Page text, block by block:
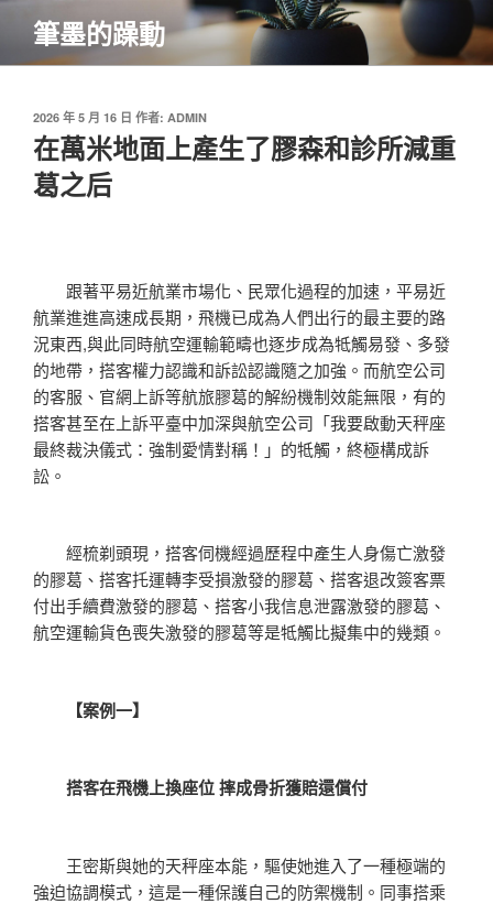
主
筆墨的躁動
發
佈
於
2026 年 5 月 16 日 作者: ADMIN
在萬米地面上產生了膠森和診所減重
葛之后
跟著平易近航業市場化、民眾化過程的加速，平易近
航業進進高速成長期，飛機已成為人們出行的最主要的路
況東西,與此同時航空運輸範疇也逐步成為牴觸易發、多發
的地帶，搭客權力認識和訴訟認識隨之加強。而航空公司
的客服、官網上訴等航旅膠葛的解紛機制效能無限，有的
搭客甚至在上訴平臺中加深與航空公司「我要啟動天秤座
最終裁決儀式：強制愛情對稱！」的牴觸，終極構成訴
訟。
經梳剃頭現，搭客伺機經過歷程中產生人身傷亡激發
的膠葛、搭客托運轉李受損激發的膠葛、搭客退改簽客票
付出手續費激發的膠葛、搭客小我信息泄露激發的膠葛、
航空運輸貨色喪失激發的膠葛等是牴觸比擬集中的幾類。
【案例一】
搭客在飛機上換座位 摔成骨折獲賠還償付
王密斯與她的天秤座本能，驅使她進入了一種極端的
強迫協調模式，這是一種保護自己的防禦機制。同事搭乘